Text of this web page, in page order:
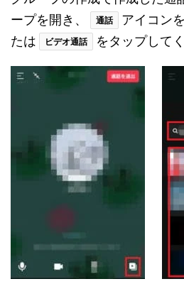
ープを開き、
通話 アイコン
たは
ビデオ通話 をタップして